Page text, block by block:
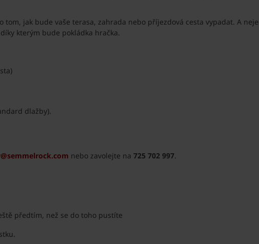
tom, jak bude vaše terasa, zahrada nebo příjezdová cesta vypadat. A
kterým bude pokládka hračka.
dlažby).
nebo zavolejte na 725 702 997.
předtím, než se do toho pustíte